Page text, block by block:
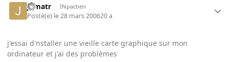
jpmatr INpactien
Posté(e) le 28 mars 200620 a
j'essai d'nstaller une vieille carte graphique sur mon
ordinateur et j'ai des problèmes